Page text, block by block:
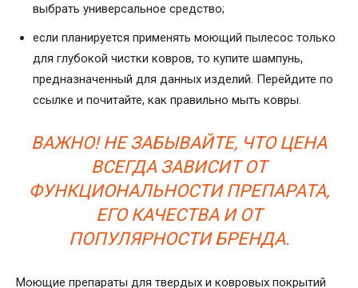
выбрать универсальное средство;
если планируется применять моющий пылесос только
для глубокой чистки ковров, то купите шампунь,
предназначенный для данных изделий. Перейдите по
ссылке и почитайте, как правильно мыть ковры.
ВАЖНО! НЕ ЗАБЫВАЙТЕ, ЧТО ЦЕНА
ВСЕГДА ЗАВИСИТ ОТ
ФУНКЦИОНАЛЬНОСТИ ПРЕПАРАТА,
ЕГО КАЧЕСТВА И ОТ
ПОПУЛЯРНОСТИ БРЕНДА.
Моющие препараты для твердых и ковровых покрытий